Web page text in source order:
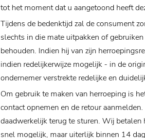
tot het moment dat u aangetoond heeft
Tijdens de bedenktijd zal de consument
slechts in die mate uitpakken of
behouden. Indien hij van zijn
indien redelijkerwijze mogelijk - in de
ondernemer verstrekte redelijke en
Om gebruik te maken van herroeping is
contact opnemen en de retour
daadwerkelijk terug te sturen. Wij
snel mogelijk, maar uiterlijk binnen 14